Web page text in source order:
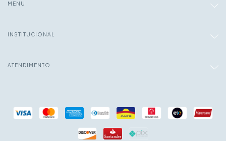
MENU
INSTITUCIONAL
ATENDIMENTO